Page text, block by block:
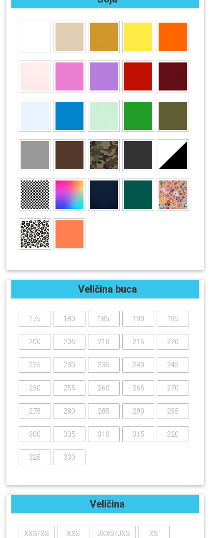
Veličina buca
175 180 185 190 195
200 205 210 215 220
225 230 235 240 245
250 255 260 265 270
275 280 285 290 295
300 305 310 315 320
325 330
Veličina
XXS/XS XXS JXXS/JXS XS